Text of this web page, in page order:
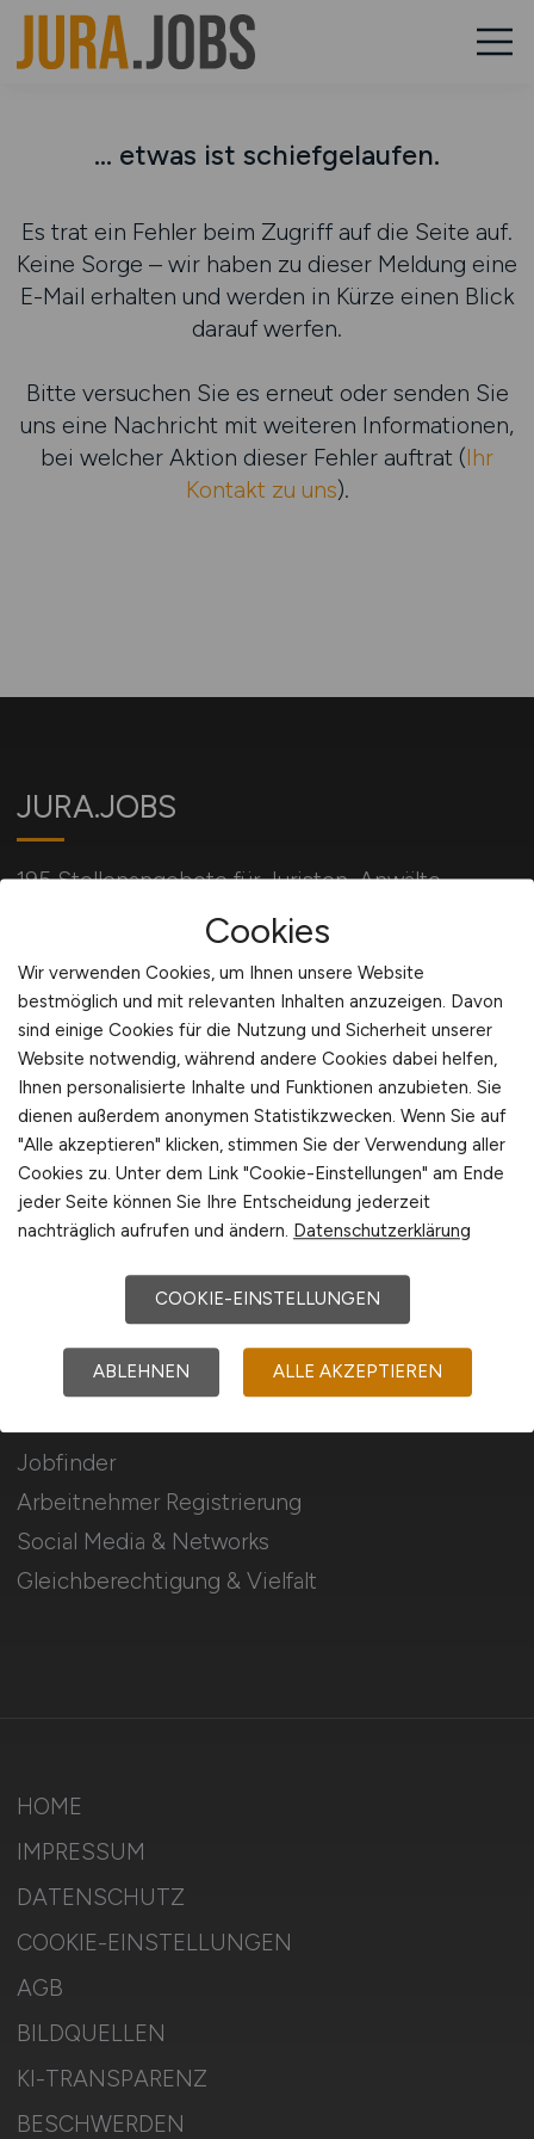
... etwas ist schiefgelaufen.
Es trat ein Fehler beim Zugriff auf die Seite auf.
Keine Sorge – wir haben zu dieser Meldung eine
E-Mail erhalten und werden in Kürze einen Blick
darauf werfen.
Bitte versuchen Sie es erneut oder senden Sie
uns eine Nachricht mit weiteren Informationen,
bei welcher Aktion dieser Fehler auftrat (Ihr
Kontakt zu uns).
JURA.JOBS
195 Stellenangebote für Juristen, Anwälte,
Richter und alle mit Jura verbundene Berufe.
Für Arbeitnehmer
Jobfinder
Arbeitnehmer Registrierung
Social Media & Networks
Gleichberechtigung & Vielfalt
Für Arbeitgeber
Stellenanzeigen schalten
Mediadaten & Konditionen
Arbeitgeber Seite
Arbeitgeber Kontakt
Karrierenetzwerk
HOME
IMPRESSUM
DATENSCHUTZ
COOKIE-EINSTELLUNGEN
AGB
BILDQUELLEN
KI-TRANSPARENZ
BESCHWERDEN
Cookies
Wir verwenden Cookies, um Ihnen unsere Website
bestmöglich und mit relevanten Inhalten anzuzeigen. Davon
sind einige Cookies für die Nutzung und Sicherheit unserer
Website notwendig, während andere Cookies dabei helfen,
Ihnen personalisierte Inhalte und Funktionen anzubieten. Sie
dienen außerdem anonymen Statistikzwecken. Wenn Sie auf
"Alle akzeptieren" klicken, stimmen Sie der Verwendung aller
Cookies zu. Unter dem Link "Cookie-Einstellungen" am Ende
jeder Seite können Sie Ihre Entscheidung jederzeit
nachträglich aufrufen und ändern. Datenschutzerklärung
COOKIE-EINSTELLUNGEN
ABLEHNEN ALLE AKZEPTIEREN